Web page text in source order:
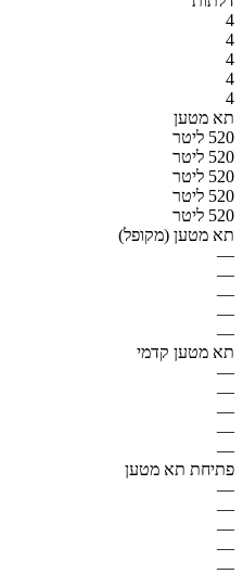
4
4
4
4
4
תא מטען
520 ליטר
520 ליטר
520 ליטר
520 ליטר
520 ליטר
תא מטען (מקופל)
—
—
—
—
—
תא מטען קדמי
—
—
—
—
—
פתיחת תא מטען
—
—
—
—
—